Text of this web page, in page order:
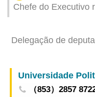
Chefe do Executivo
Delegação de
Universidade
（853）2857